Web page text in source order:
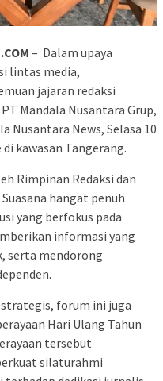
– Dalam upaya
lintas media,
jajaran redaksi
Mandala Nusantara Grup,
Nusantara News, Selasa 10
kawasan Tangerang.
Rimpinan Redaksi dan
hangat penuh
yang berfokus pada
informasi yang
serta mendorong
forum ini juga
Hari Ulang Tahun
tersebut
silaturahmi